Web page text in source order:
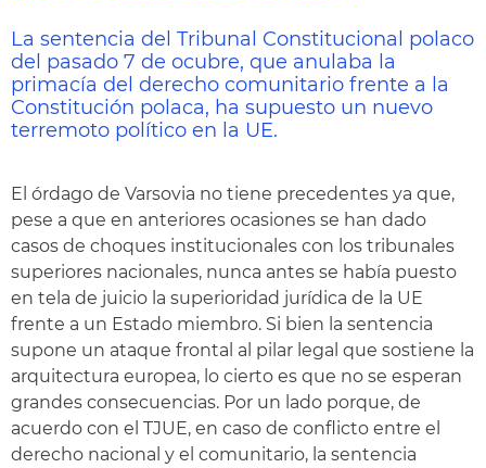
La sentencia del Tribunal Constitucional polaco
del pasado 7 de ocubre, que anulaba la
primacía del derecho comunitario frente a la
Constitución polaca, ha supuesto un nuevo
terremoto político en la UE.
El órdago de Varsovia no tiene precedentes ya que,
pese a que en anteriores ocasiones se han dado
casos de choques institucionales con los tribunales
superiores nacionales, nunca antes se había puesto
en tela de juicio la superioridad jurídica de la UE
frente a un Estado miembro. Si bien la sentencia
supone un ataque frontal al pilar legal que sostiene la
arquitectura europea, lo cierto es que no se esperan
grandes consecuencias. Por un lado porque, de
acuerdo con el TJUE, en caso de conflicto entre el
derecho nacional y el comunitario, la sentencia